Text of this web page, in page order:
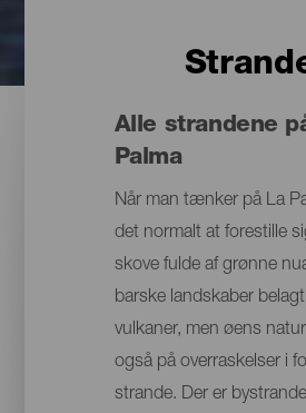
Alle strandene
Palma
Når man tænker på La
det normalt at forestille
skove fulde af grønne
barske landskaber
vulkaner, men øens
også på overraskelser i
strande. Der er